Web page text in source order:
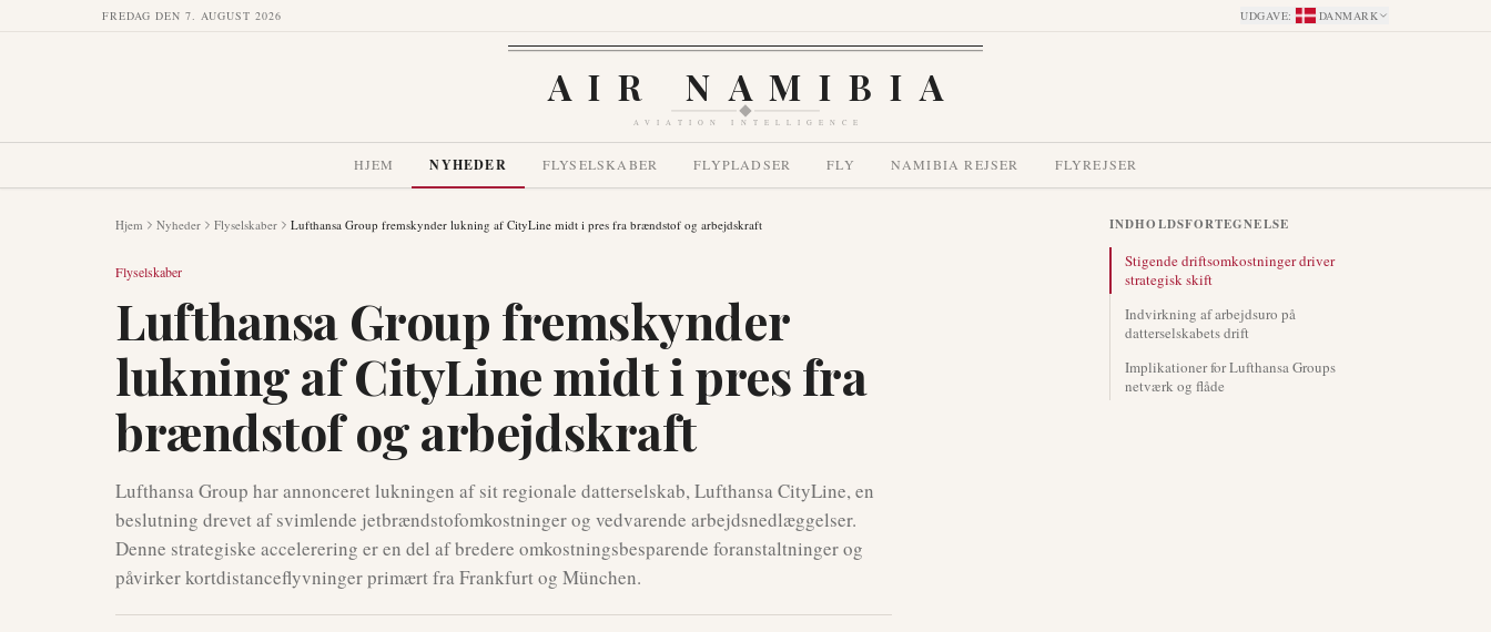
FREDAG DEN 7. AUGUST 2026 UDGAVE: DANMARK
AIR NAMIBIA
AVIATION INTELLIGENCE
HJEM NYHEDER FLYSELSKABER FLYPLADSER FLY NAMIBIA REJSER FLYREJSER
Hjem Nyheder Flyselskaber Lufthansa Group fremskynder lukning af CityLine midt i pres fra brændstof og arbejdskraft
Flyselskaber
Lufthansa Group fremskynder
lukning af CityLine midt i pres fra
brændstof og arbejdskraft
Lufthansa Group har annonceret lukningen af sit regionale datterselskab, Lufthansa CityLine, en
beslutning drevet af svimlende jetbrændstofomkostninger og vedvarende arbejdsnedlæggelser.
Denne strategiske accelerering er en del af bredere omkostningsbesparende foranstaltninger og
påvirker kortdistanceflyvninger primært fra Frankfurt og München.
INDHOLDSFORTEGNELSE
Stigende driftsomkostninger driver
strategisk skift
Indvirkning af arbejdsuro på
datterselskabets drift
Implikationer for Lufthansa Groups
netværk og flåde